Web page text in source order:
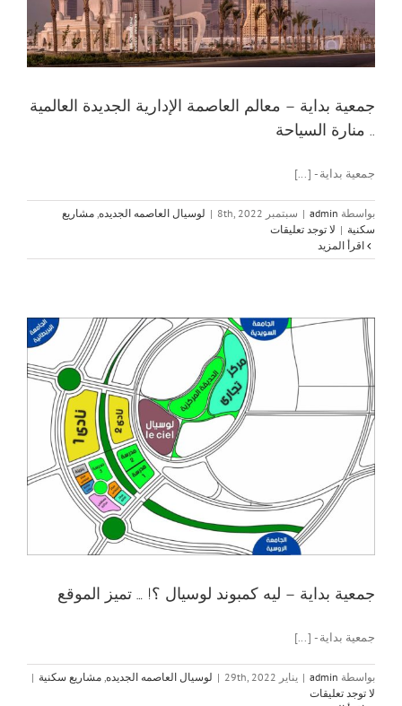
جمعية بداية – معالم العاصمة الإدارية الجديدة العالمية
.. منارة السياحة
جمعية بداية - [...]
بواسطة admin
| سبتمبر 8th, 2022 | لوسيال العاصمه الجديده, مشاريع
سكنية | لا توجد تعليقات
جمعية بداية – ليه كمبوند لوسيال ؟! … تميز الموقع
جمعية بداية - [...]
بواسطة admin
| يناير 29th, 2022 | لوسيال العاصمه الجديده مشاريع سكنية |
لا توجد تعليقات